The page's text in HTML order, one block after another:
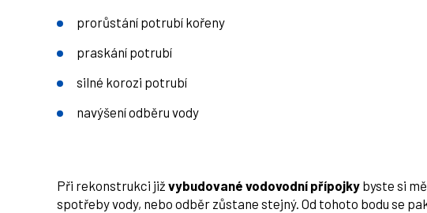
prorůstání potrubí kořeny
praskání potrubí
silné korozi potrubí
navýšení odběru vody
Při rekonstrukci již vybudované vodovodní přípojky byste si
spotřeby vody, nebo odběr zůstane stejný. Od tohoto bodu se